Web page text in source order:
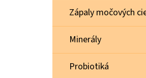
Zápaly močových
Minerály
Probiotiká